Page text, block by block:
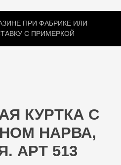
ПРИ ФАБРИКЕ ИЛИ
С ПРИМЕРКОЙ
КУРТКА С
НАРВА,
АРТ 513